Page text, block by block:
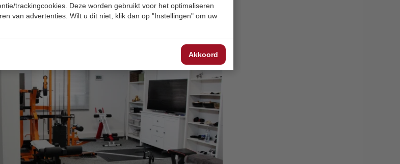
trackingcookies. Deze worden gebruikt voor het optimaliseren
van advertenties. Wilt u dit niet, klik dan op "Instellingen" om uw
Akkoord